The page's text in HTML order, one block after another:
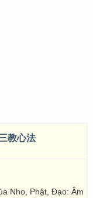
教心法
Nho, Phật, Đạo: Âm